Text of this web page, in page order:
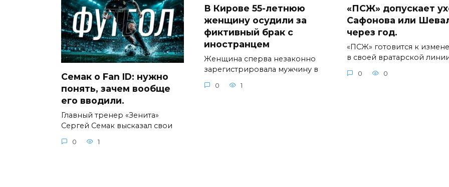
Семак о Fan ID: нужно
понять, зачем вообще
его вводили.
Главный тренер «Зенита»
Сергей Семак высказал свои
0 1
В Кирове 55-летнюю
женщину осудили за
фиктивный брак с
иностранцем
Женщина сперва незаконно
зарегистрировала мужчину в
0 1
«ПСЖ» допускает
Сафонова или
через год.
«ПСЖ» готовится к
в своей вратарской
0 0